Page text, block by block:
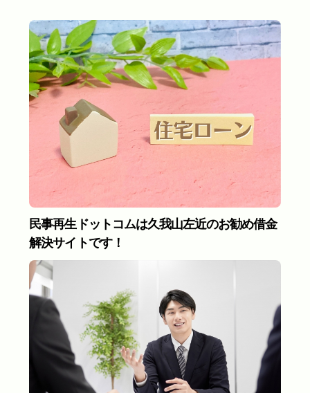
民事再生ドットコムは久我山左近のお勧め借金
解決サイトです！